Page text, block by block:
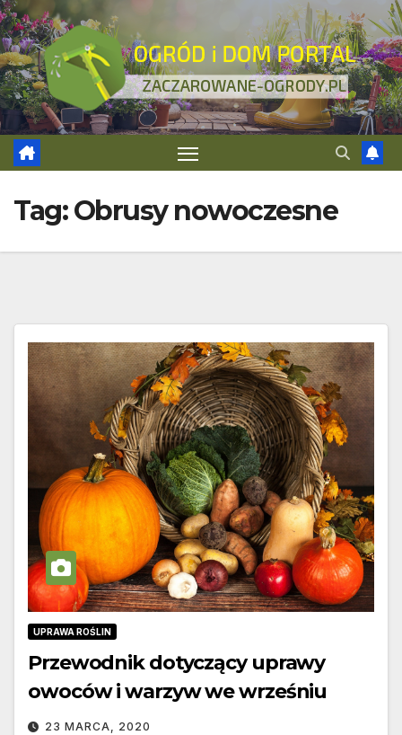
Skip
to
content
Tag:Obrusy nowoczesne
UPRAWA ROŚLIN
Przewodnik dotyczący uprawy
owoców i warzyw we wrześniu
23 MARCA, 2020